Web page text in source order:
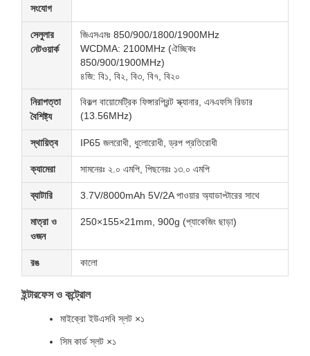
সংযোগ
সেলুলার
নেটওয়ার্ক
জিএসএমঃ 850/900/1800/1900MHz
WCDMA: 2100MHz (ঐচ্ছিকঃ
850/900/1900MHz)
৪জি: বি১, বি২, বি৩, বি৭, বি২০
নিরাপত্তা
বৈশিষ্ট্য
বিকল্প বায়োমেট্রিক ফিঙ্গারপ্রিন্ট স্ক্যানার, এনএফসি রিডার
(13.56MHz)
স্থায়িত্ব IP65 জলরোধী, ধুলোরোধী, ড্রপ প্রতিরোধী
ক্যামেরা সামনেরঃ ২.০ এমপি, পিছনেরঃ ১৩.০ এমপি
ব্যাটারি 3.7V/8000mAh 5V/2A পাওয়ার অ্যাডাপ্টারের সাথে
মাত্রা ও
ওজন
250×155×21mm, 900g (প্যাকেজিং ছাড়া)
রঙ কালো
ইন্টারফেস ও কন্ট্রোল
মাইক্রো ইউএসবি স্লট ×১
সিম কার্ড স্লট ×১